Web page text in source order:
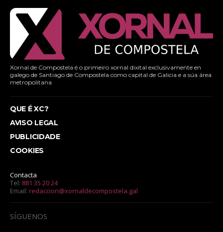
Xornal de Compostela é o primeiro xornal dixital exclusivamente en
galego de Santiago de Compostela como capital de Galicia e a súa área
metropolitana
QUE É XC?
AVISO LEGAL
PUBLICIDADE
COOKIES
Contacta
Tel: 881 35 20 24
Email: redaccion@xornaldecompostela.gal
SÍGUENOS